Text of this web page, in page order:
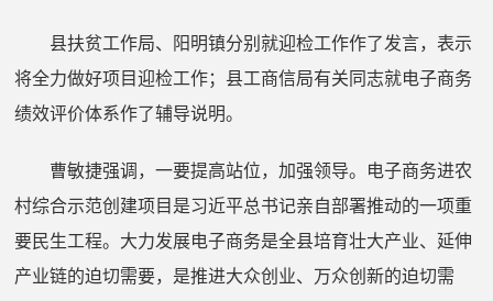
县扶贫工作局、阳明镇分别就迎检工作作了发言，表示
将全力做好项目迎检工作；县工商信局有关同志就电子商务
绩效评价体系作了辅导说明。
曹敏捷强调，一要提高站位，加强领导。 电子商务进农
村综合示范创建项目是习近平总书记亲自部署推动的一项重
要民生工程。 大力发展电子商务是全县培育壮大产业、延伸
产业链的迫切需要，是推进大众创业、万众创新的迫切需